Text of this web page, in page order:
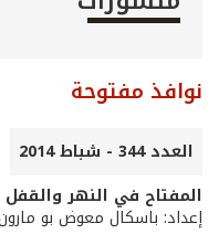
نوافذ مفتوحة
العدد 344 - شباط 2014
المفتاح في النهر
إعداد: باسكال معوض بو